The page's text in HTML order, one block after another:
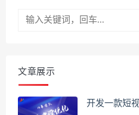
文章展示
开发一款短